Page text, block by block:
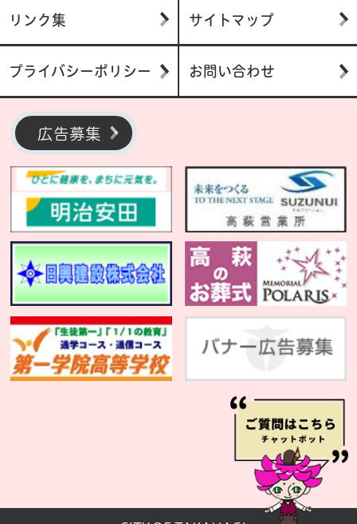
リンク集 サイトマップ
プライバシーポリシー お問い合わせ
広告募集